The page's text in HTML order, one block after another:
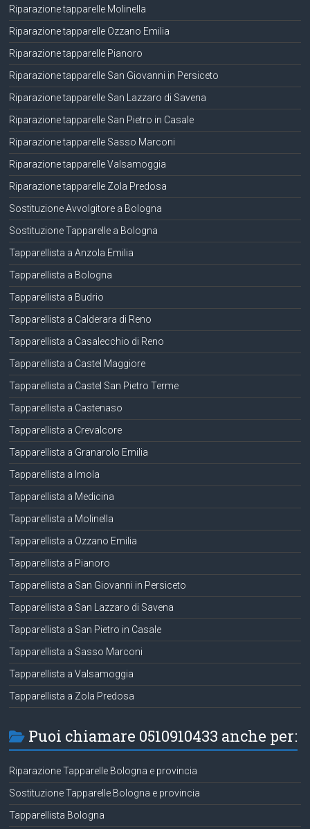
Riparazione tapparelle Molinella
Riparazione tapparelle Ozzano Emilia
Riparazione tapparelle Pianoro
Riparazione tapparelle San Giovanni in Persiceto
Riparazione tapparelle San Lazzaro di Savena
Riparazione tapparelle San Pietro in Casale
Riparazione tapparelle Sasso Marconi
Riparazione tapparelle Valsamoggia
Riparazione tapparelle Zola Predosa
Sostituzione Avvolgitore a Bologna
Sostituzione Tapparelle a Bologna
Tapparellista a Anzola Emilia
Tapparellista a Bologna
Tapparellista a Budrio
Tapparellista a Calderara di Reno
Tapparellista a Casalecchio di Reno
Tapparellista a Castel Maggiore
Tapparellista a Castel San Pietro Terme
Tapparellista a Castenaso
Tapparellista a Crevalcore
Tapparellista a Granarolo Emilia
Tapparellista a Imola
Tapparellista a Medicina
Tapparellista a Molinella
Tapparellista a Ozzano Emilia
Tapparellista a Pianoro
Tapparellista a San Giovanni in Persiceto
Tapparellista a San Lazzaro di Savena
Tapparellista a San Pietro in Casale
Tapparellista a Sasso Marconi
Tapparellista a Valsamoggia
Tapparellista a Zola Predosa
Puoi chiamare 0510910433 anche per:
Riparazione Tapparelle Bologna e provincia
Sostituzione Tapparelle Bologna e provincia
Tapparellista Bologna